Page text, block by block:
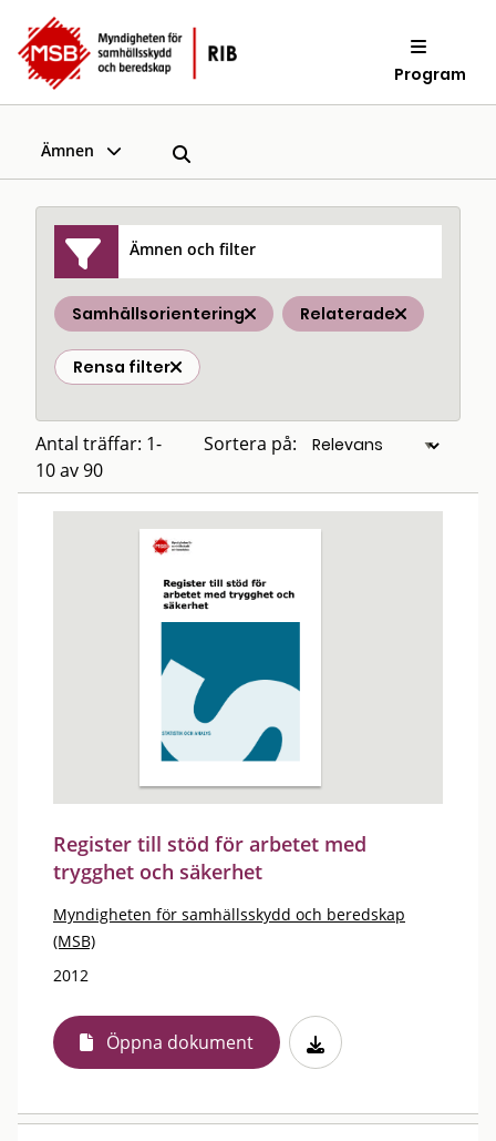
Program
Ämnen
Ämnen och filter
Samhällsorientering Relaterade
Rensa filter
Antal träffar: 1-
10 av 90
Sortera på:
Register till stöd för arbetet med
trygghet och säkerhet
Myndigheten för samhällsskydd och beredskap
(MSB)
2012
Öppna dokument